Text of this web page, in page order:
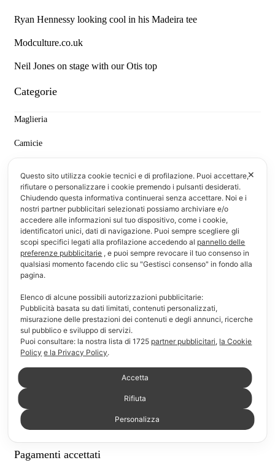
Ryan Hennessy looking cool in his Madeira tee
Modculture.co.uk
Neil Jones on stage with our Otis top
Categorie
Maglieria
Camicie
T-shirt & Polo
Informazioni
F.A.Q.
Modalità di pagamento
Modalità di consegna e reso
Chi siamo
Link Utili
Il mio account
Carrello
Lista dei desideri
Pagamenti accettati
✕
Questo sito utilizza cookie tecnici e di profilazione. Puoi accettare,
rifiutare o personalizzare i cookie premendo i pulsanti desiderati.
Chiudendo questa informativa continuerai senza accettare. Noi e i
nostri partner pubblicitari selezionati possiamo archiviare e/o
accedere alle informazioni sul tuo dispositivo, come i cookie,
identificatori unici, dati di navigazione. Puoi sempre scegliere gli
scopi specifici legati alla profilazione accedendo al pannello delle
preferenze pubblicitarie , e puoi sempre revocare il tuo consenso in
qualsiasi momento facendo clic su "Gestisci consenso" in fondo alla
pagina.
Elenco di alcune possibili autorizzazioni pubblicitarie:
Pubblicità basata su dati limitati, contenuti personalizzati,
misurazione delle prestazioni dei contenuti e degli annunci, ricerche
sul pubblico e sviluppo di servizi.
Puoi consultare: la nostra lista di1725 partner pubblicitari, la Cookie
Policy e la Privacy Policy.
Accetta
Rifiuta
Personalizza